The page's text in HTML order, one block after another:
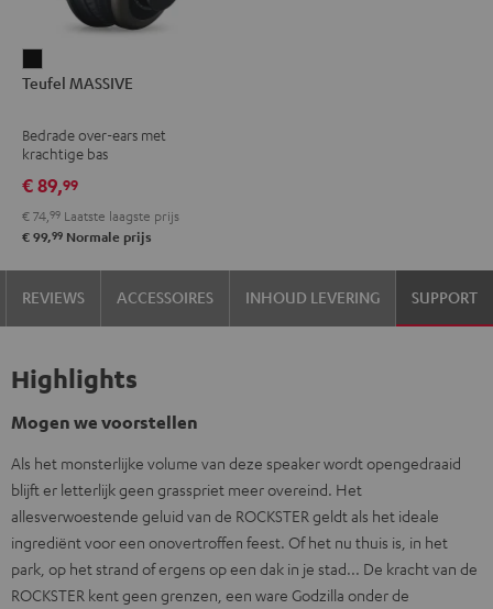
MASSIVE
Teufel MASSIVE
Bedrade over-ears met
krachtige bas
€ 89,99
€ 74, 99 Laatste laagste prijs
€ 99,99 Normale prijs
REVIEWS ACCESSOIRES INHOUD LEVERING SUPPORT
Highlights
Mogen we voorstellen
Als het monsterlijke volume van deze speaker wordt opengedraaid
blijft er letterlijk geen grasspriet meer overeind. Het
allesverwoestende geluid van de ROCKSTER geldt als het ideale
ingrediënt voor een onovertroffen feest. Of het nu thuis is, in het
park, op het strand of ergens op een dak in je stad... De kracht van de
ROCKSTER kent geen grenzen, een ware Godzilla onder de